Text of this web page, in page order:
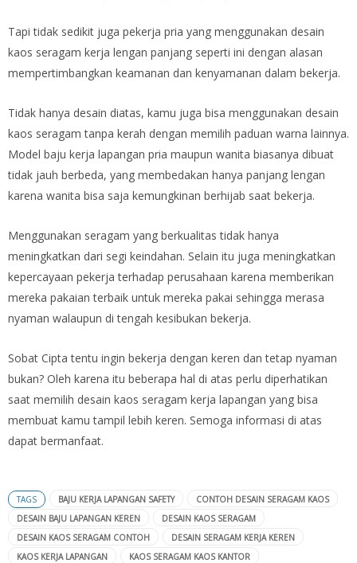
Tapi tidak sedikit juga pekerja pria yang menggunakan desain
kaos seragam kerja lengan panjang seperti ini dengan alasan
mempertimbangkan keamanan dan kenyamanan dalam bekerja.
Tidak hanya desain diatas, kamu juga bisa menggunakan desain
kaos seragam tanpa kerah dengan memilih paduan warna lainnya.
Model baju kerja lapangan pria maupun wanita biasanya dibuat
tidak jauh berbeda, yang membedakan hanya panjang lengan
karena wanita bisa saja kemungkinan berhijab saat bekerja.
Menggunakan seragam yang berkualitas tidak hanya
meningkatkan dari segi keindahan. Selain itu juga meningkatkan
kepercayaan pekerja terhadap perusahaan karena memberikan
mereka pakaian terbaik untuk mereka pakai sehingga merasa
nyaman walaupun di tengah kesibukan bekerja.
Sobat Cipta tentu ingin bekerja dengan keren dan tetap nyaman
bukan? Oleh karena itu beberapa hal di atas perlu diperhatikan
saat memilih desain kaos seragam kerja lapangan yang bisa
membuat kamu tampil lebih keren. Semoga informasi di atas
dapat bermanfaat.
TAGS BAJU KERJA LAPANGAN SAFETY
CONTOH DESAIN SERAGAM KAOS
DESAIN BAJU LAPANGAN KEREN
DESAIN KAOS SERAGAM
DESAIN KAOS SERAGAM CONTOH
DESAIN SERAGAM KERJA KEREN
KAOS KERJA LAPANGAN
KAOS SERAGAM KAOS KANTOR